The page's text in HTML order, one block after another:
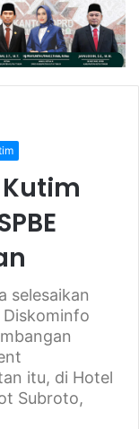
selesaikan
Diskominfo
itu, di Hotel
Subroto,